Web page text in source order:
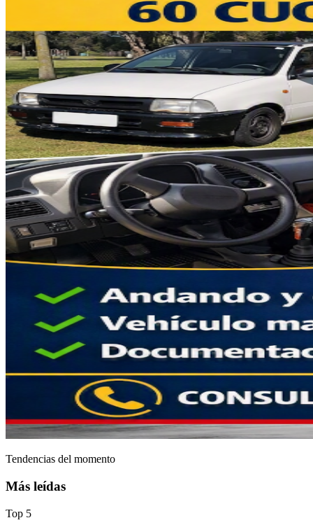
Tendencias del momento
Más leídas
Top 5